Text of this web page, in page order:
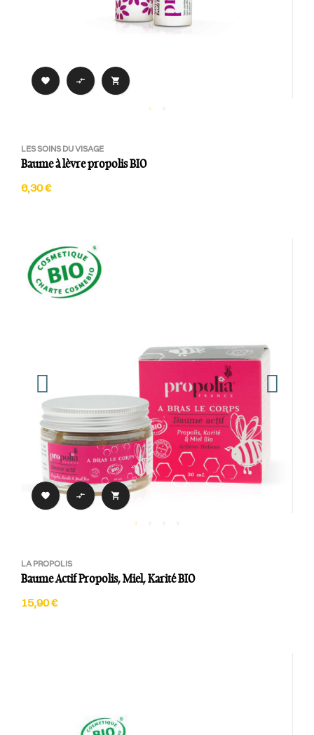
  
LES SOINS DU VISAGE
Baume à lèvre propolis BIO
6,30 €
  
LA PROPOLIS
Baume Actif Propolis, Miel, Karité BIO
15,90 €